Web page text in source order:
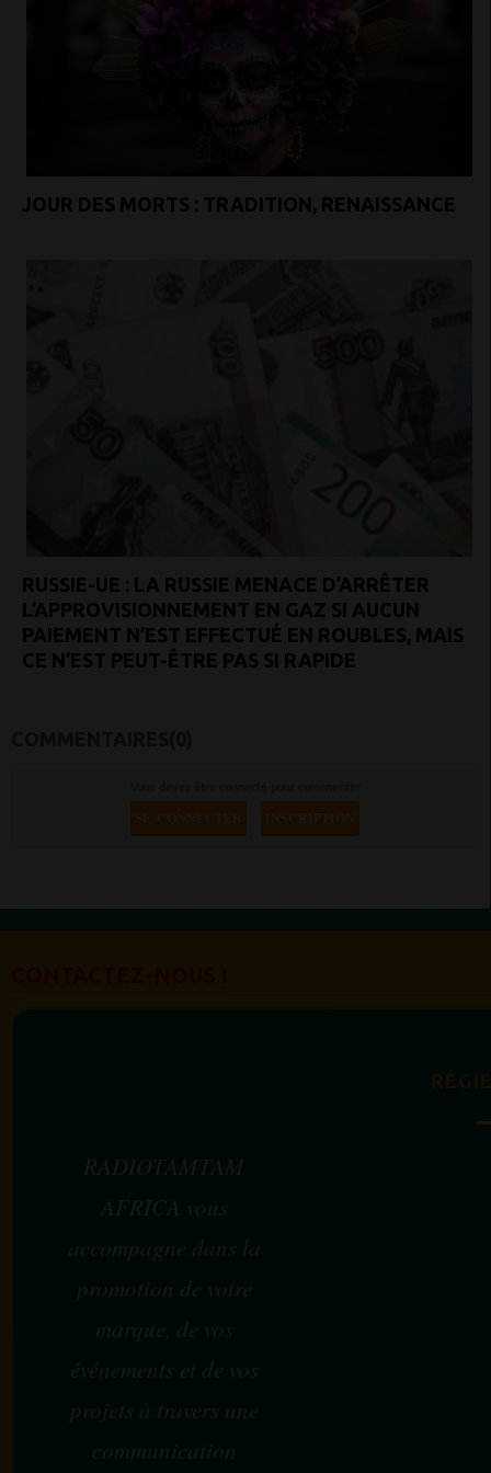
JOUR DES MORTS : TRADITION, RENAISSANCE
RUSSIE-UE : LA RUSSIE MENACE D’ARRÊTER
L’APPROVISIONNEMENT EN GAZ SI AUCUN
PAIEMENT N’EST EFFECTUÉ EN ROUBLES, MAIS
CE N’EST PEUT-ÊTRE PAS SI RAPIDE
SE CONNECTER INSCRIPTION
RADIOTAMTAM
AFRICA vous
accompagne dans la
promotion de votre
marque, de vos
événements et de vos
projets à travers une
communication